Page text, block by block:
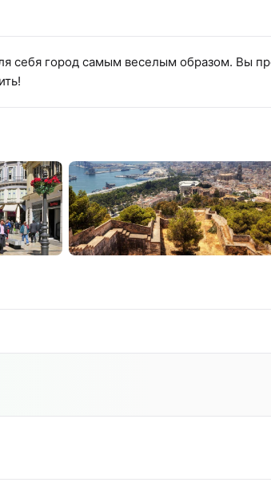
себя город самым веселым образом. Вы